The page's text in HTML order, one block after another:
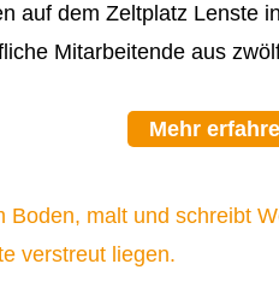
auf dem Zeltplatz Lenste
Mitarbeitende aus
Mehr